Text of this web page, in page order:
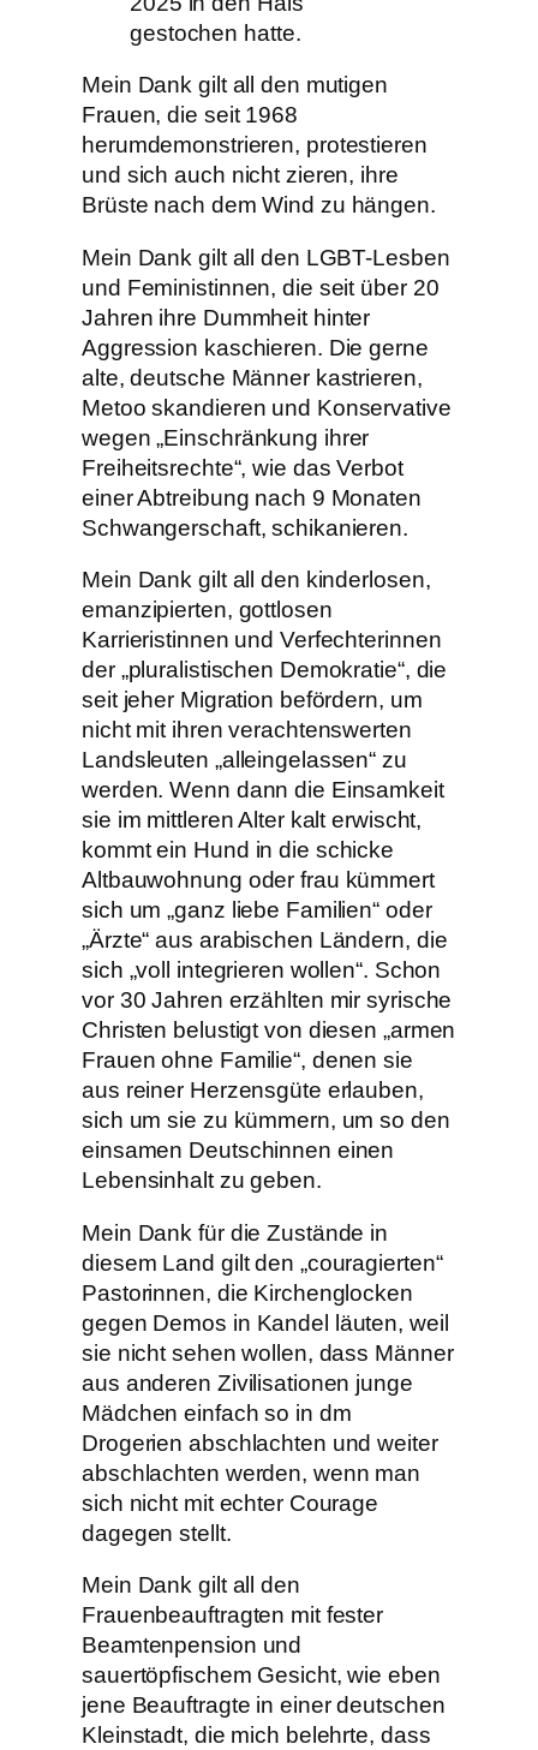
gestochen hatte.
Mein Dank gilt all den mutigen
Frauen, die seit 1968
herumdemonstrieren, protestieren
und sich auch nicht zieren, ihre
Brüste nach dem Wind zu hängen.
Mein Dank gilt all den LGBT-Lesben
und Feministinnen, die seit über 20
Jahren ihre Dummheit hinter
Aggression kaschieren. Die gerne
alte, deutsche Männer kastrieren,
Metoo skandieren und Konservative
wegen „Einschränkung ihrer
Freiheitsrechte“, wie das Verbot
einer Abtreibung nach 9 Monaten
Schwangerschaft, schikanieren.
Mein Dank gilt all den kinderlosen,
emanzipierten, gottlosen
Karrieristinnen und Verfechterinnen
der „pluralistischen Demokratie“, die
seit jeher Migration befördern, um
nicht mit ihren verachtenswerten
Landsleuten „alleingelassen“ zu
werden. Wenn dann die Einsamkeit
sie im mittleren Alter kalt erwischt,
kommt ein Hund in die schicke
Altbauwohnung oder frau kümmert
sich um „ganz liebe Familien“ oder
„Ärzte“ aus arabischen Ländern, die
sich „voll integrieren wollen“. Schon
vor 30 Jahren erzählten mir syrische
Christen belustigt von diesen „armen
Frauen ohne Familie“, denen sie
aus reiner Herzensgüte erlauben,
sich um sie zu kümmern, um so den
einsamen Deutschinnen einen
Lebensinhalt zu geben.
Mein Dank für die Zustände in
diesem Land gilt den „couragierten“
Pastorinnen, die Kirchenglocken
gegen Demos in Kandel läuten, weil
sie nicht sehen wollen, dass Männer
aus anderen Zivilisationen junge
Mädchen einfach so in dm
Drogerien abschlachten und weiter
abschlachten werden, wenn man
sich nicht mit echter Courage
dagegen stellt.
Mein Dank gilt all den
Frauenbeauftragten mit fester
Beamtenpension und
sauertöpfischem Gesicht, wie eben
jene Beauftragte in einer deutschen
Kleinstadt, die mich belehrte, dass